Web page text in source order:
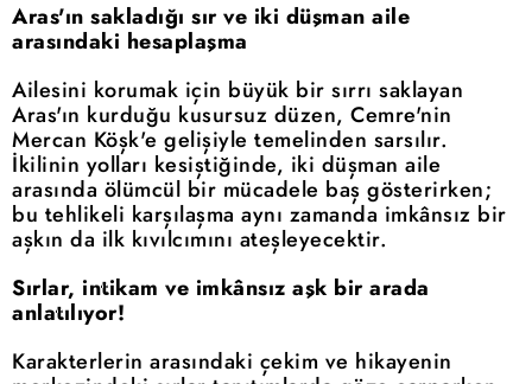
Aras'ın sakladığı sır ve iki düşman aile
arasındaki hesaplaşma
Ailesini korumak için büyük bir sırrı saklayan
Aras'ın kurduğu kusursuz düzen, Cemre'nin
Mercan Köşk'e gelişiyle temelinden sarsılır.
İkilinin yolları kesiştiğinde, iki düşman aile
arasında ölümcül bir mücadele baş gösterirken;
bu tehlikeli karşılaşma aynı zamanda imkânsız bir
aşkın da ilk kıvılcımını ateşleyecektir.
Sırlar, intikam ve imkânsız aşk bir arada
anlatılıyor!
Karakterlerin arasındaki çekim ve hikayenin